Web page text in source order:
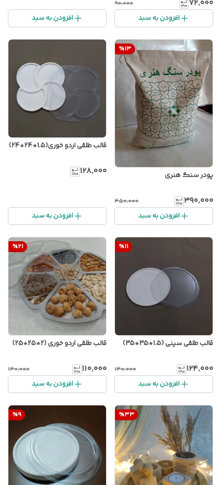
۷۲٬۰۰۰ ۹۰٬۰۰۰
افزودن به سبد افزودن به سبد
%13
پودر سنگ هنری
۳۹۰٬۰۰۰ ۴۵۰٬۰۰۰
افزودن به سبد
قالب طلقی اردو خوری(1.5*24*24)
۱۲۸٬۰۰۰
افزودن به سبد
%11
قالب طلقی سینی (1.5*35*35)
۱۲۴٬۰۰۰ ۱۴۰٬۰۰۰
افزودن به سبد
%21
قالب طلقی اردو خوری (2*25*25)
۱۱۰٬۰۰۰ ۱۴۰٬۰۰۰
افزودن به سبد
%33
%9